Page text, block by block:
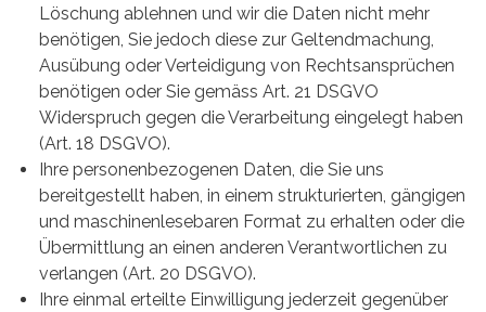
Löschung ablehnen und wir die Daten nicht mehr
benötigen, Sie jedoch diese zur Geltendmachung,
Ausübung oder Verteidigung von Rechtsansprüchen
benötigen oder Sie gemäss Art. 21 DSGVO
Widerspruch gegen die Verarbeitung eingelegt haben
(Art. 18 DSGVO).
Ihre personenbezogenen Daten, die Sie uns
bereitgestellt haben, in einem strukturierten, gängigen
und maschinenlesebaren Format zu erhalten oder die
Übermittlung an einen anderen Verantwortlichen zu
verlangen (Art. 20 DSGVO).
Ihre einmal erteilte Einwilligung jederzeit gegenüber